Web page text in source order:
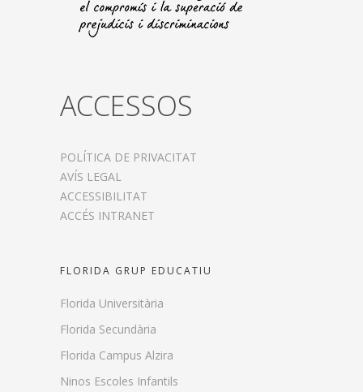
ACCESSOS
POLÍTICA DE PRIVACITAT
AVÍS LEGAL
ACCESSIBILITAT
ACCÉS INTRANET
FLORIDA GRUP EDUCATIU
Florida Universitària
Florida Secundària
Florida Campus Alzira
Ninos Escoles Infantils